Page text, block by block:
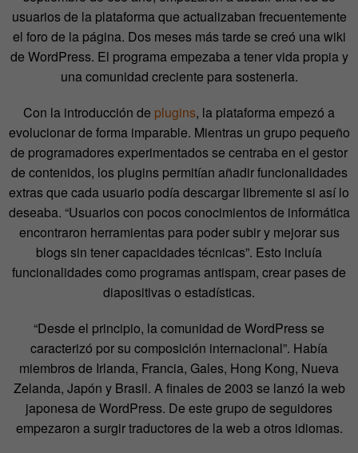
usuarios de la plataforma que actualizaban frecuentemente
el foro de la página. Dos meses más tarde se creó una wiki
de WordPress. El programa empezaba a tener vida propia y
una comunidad creciente para sostenerla.
Con la introducción de plugins, la plataforma empezó a
evolucionar de forma imparable. Mientras un grupo pequeño
de programadores experimentados se centraba en el gestor
de contenidos, los plugins permitían añadir funcionalidades
extras que cada usuario podía descargar libremente si así lo
deseaba. “Usuarios con pocos conocimientos de informática
encontraron herramientas para poder subir y mejorar sus
blogs sin tener capacidades técnicas”. Esto incluía
funcionalidades como programas antispam, crear pases de
diapositivas o estadísticas.
“Desde el principio, la comunidad de WordPress se
caracterizó por su composición internacional”. Había
miembros de Irlanda, Francia, Gales, Hong Kong, Nueva
Zelanda, Japón y Brasil. A finales de 2003 se lanzó la web
japonesa de WordPress. De este grupo de seguidores
empezaron a surgir traductores de la web a otros idiomas.